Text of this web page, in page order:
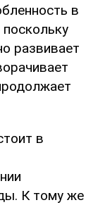
в
развивает
в
К тому же